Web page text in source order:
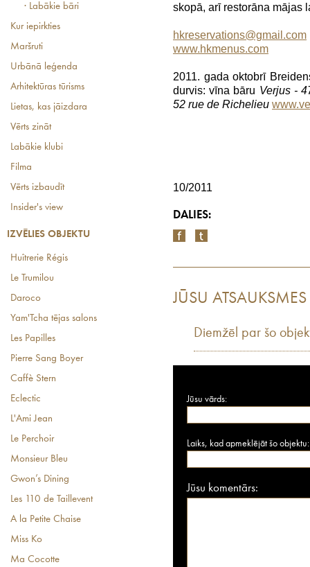
· Labākie bāri
Kur iepirkties
Maršruti
Urbānā leģenda
Arhitektūras tūrisms
Lietas, kas jāizdara
Vērts zināt
Labākie klubi
Filma
Vērts izbaudīt
Insider's view
IZVĒLIES OBJEKTU
Huîtrerie Régis
Le Trumilou
Daroco
Yam'Tcha tējas salons
Les Papilles
Pierre Sang Boyer
Caffè Stern
Eclectic
L'Ami Jean
Le Perchoir
Monsieur Bleu
Gwon’s Dining
Les 110 de Taillevent
A la Petite Chaise
Miss Ko
Ma Cocotte
skopā, arī restorāna mājas
hkreservations@gmail.com
www.hkmenus.com
2011. gada oktobrī
durvis: vīna bāru Verjus -
52 rue de Richelieu
10/2011
DALIES:
JŪSU ATSAUKSMES
Diemžēl par šo
Jūsu vārds:
Laiks, kad apmeklējāt šo objektu:
Jūsu komentārs: